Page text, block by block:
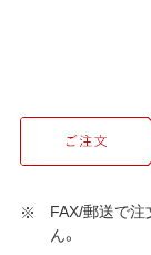
FAX/郵送で
ん。